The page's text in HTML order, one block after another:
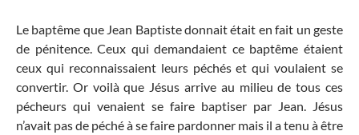
Le baptême que Jean Baptiste donnait était en fait un geste
de pénitence. Ceux qui demandaient ce baptême étaient
ceux qui reconnaissaient leurs péchés et qui voulaient se
convertir. Or voilà que Jésus arrive au milieu de tous ces
pécheurs qui venaient se faire baptiser par Jean. Jésus
n’avait pas de péché à se faire pardonner mais il a tenu à être